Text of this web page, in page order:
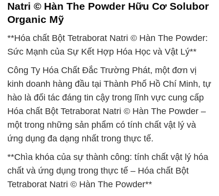
Natri © Hàn The Powder Hữu Cơ Solubor
Organic Mỹ
**Hóa chất Bột Tetraborat Natri © Hàn The Powder:
Sức Mạnh của Sự Kết Hợp Hóa Học và Vật Lý**
Công Ty Hóa Chất Đắc Trường Phát, một đơn vị
kinh doanh hàng đầu tại Thành Phố Hồ Chí Minh, tự
hào là đối tác đáng tin cậy trong lĩnh vực cung cấp
Hóa chất Bột Tetraborat Natri © Hàn The Powder –
một trong những sản phẩm có tính chất vật lý và
ứng dụng đa dạng nhất trong thực tế.
**Chìa khóa của sự thành công: tính chất vật lý hóa
chất và ứng dụng trong thực tế – Hóa chất Bột
Tetraborat Natri © Hàn The Powder**